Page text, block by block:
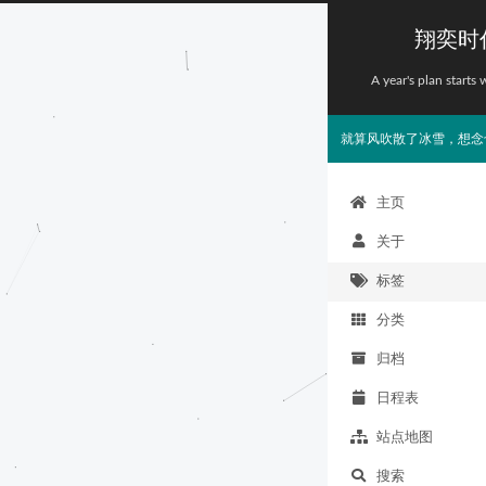
翔奕时
A year's plan starts
就算风吹散了冰雪，想
主页
关于
标签
分类
归档
日程表
站点地图
搜索